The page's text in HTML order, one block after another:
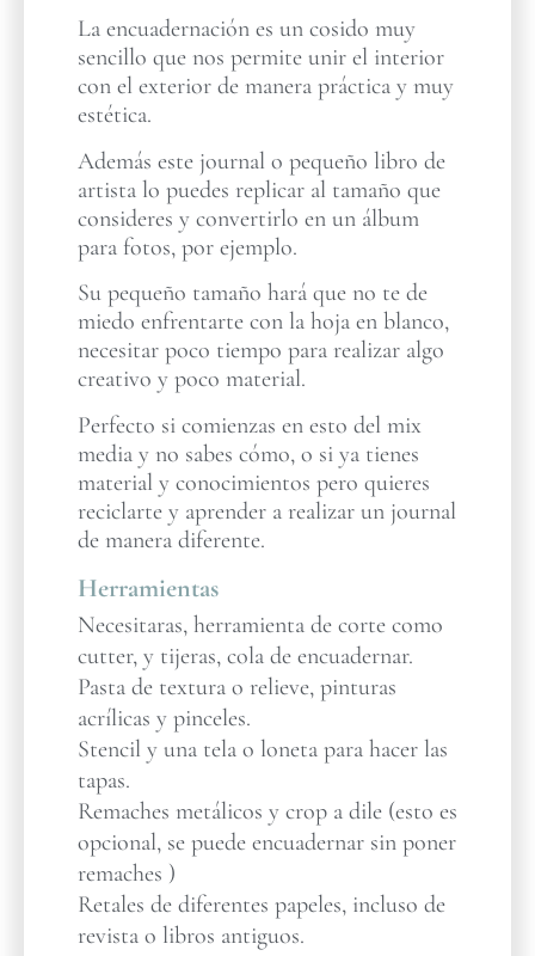
La encuadernación es un cosido muy
sencillo que nos permite unir el interior
con el exterior de manera práctica y muy
estética.
Además este journal o pequeño libro de
artista lo puedes replicar al tamaño que
consideres y convertirlo en un álbum
para fotos, por ejemplo.
Su pequeño tamaño hará que no te de
miedo enfrentarte con la hoja en blanco,
necesitar poco tiempo para realizar algo
creativo y poco material.
Perfecto si comienzas en esto del mix
media y no sabes cómo, o si ya tienes
material y conocimientos pero quieres
reciclarte y aprender a realizar un journal
de manera diferente.
Herramientas
Necesitaras, herramienta de corte como
cutter, y tijeras, cola de encuadernar.
Pasta de textura o relieve, pinturas
acrílicas y pinceles.
Stencil y una tela o loneta para hacer las
tapas.
Remaches metálicos y crop a dile (esto es
opcional, se puede encuadernar sin poner
remaches )
Retales de diferentes papeles, incluso de
revista o libros antiguos.